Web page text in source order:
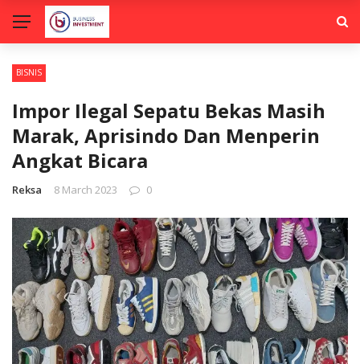
BISNIS
Impor Ilegal Sepatu Bekas Masih
Marak, Aprisindo Dan Menperin
Angkat Bicara
Reksa 8 March 2023 0